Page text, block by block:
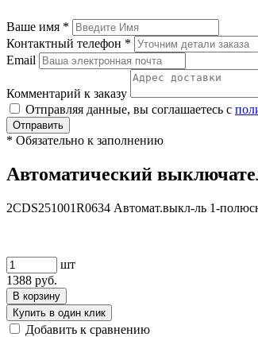
Ваше имя *
Контактный телефон *
Email
Комментарий к заказу
Отправляя данные, вы соглашаетесь с
Отправить
* Обязательно к заполнению
Автоматический
2CDS251001R0634 Автомат.выкл-ль 1-
шт
1388 руб.
В корзину
Купить в один клик
Добавить к сравнению